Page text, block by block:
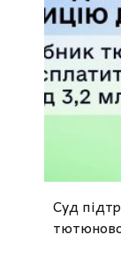
Суд